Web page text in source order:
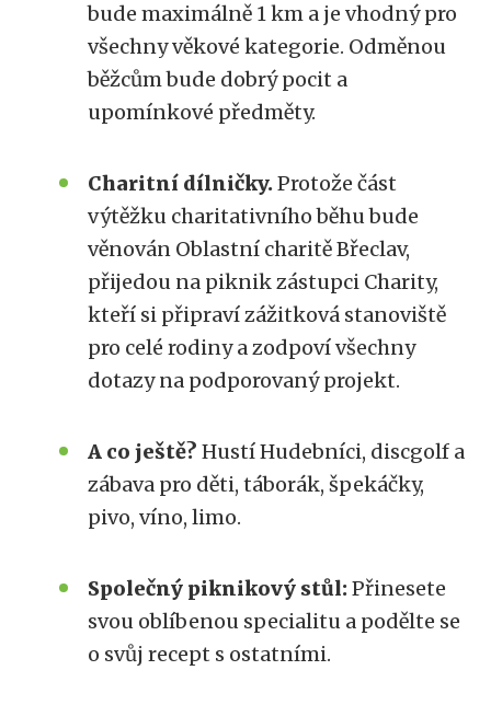
bude maximálně 1 km a je vhodný pro
všechny věkové kategorie. Odměnou
běžcům bude dobrý pocit a
upomínkové předměty.
Charitní dílničky.Protože část
výtěžku charitativního běhu bude
věnován Oblastní charitě Břeclav,
přijedou na piknik zástupci Charity,
kteří si připraví zážitková stanoviště
pro celé rodiny a zodpoví všechny
dotazy na podporovaný projekt.
A co ještě? Hustí Hudebníci, discgolf a
zábava pro děti, táborák, špekáčky,
pivo, víno, limo.
Společný piknikový stůl:Přinesete
svou oblíbenou specialitu a podělte se
o svůj recept s ostatními.